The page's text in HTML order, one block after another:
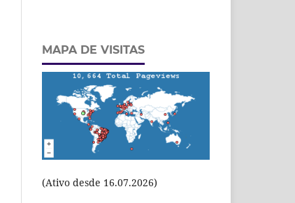
MAPA DE VISITAS
(Ativo desde 16.07.2026)